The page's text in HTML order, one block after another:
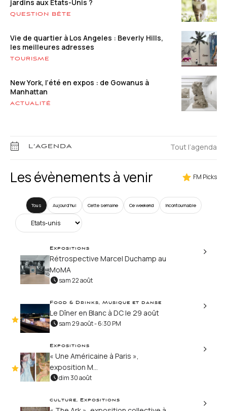
jardins aux États-Unis ?
QUESTION BÊTE
Vie de quartier à Los Angeles : Beverly Hills,
les meilleures adresses
TOURISME
New York, l’été en expos : de Gowanus à
Manhattan
ACTUALITÉ
L’AGENDA Tout l’agenda
Les évènements à venir FM Picks
Tous Aujourd’hui Cette semaine Ce weekend Incontournable
Expositions
Rétrospective Marcel Duchamp au
MoMA
sam 22 août
Food & Drinks, Musique et danse
Le Dîner en Blanc à DC le 29 août
sam 29 août - 6:30 PM
Expositions
« Une Américaine à Paris »,
exposition M...
dim 30 août
culture, Expositions